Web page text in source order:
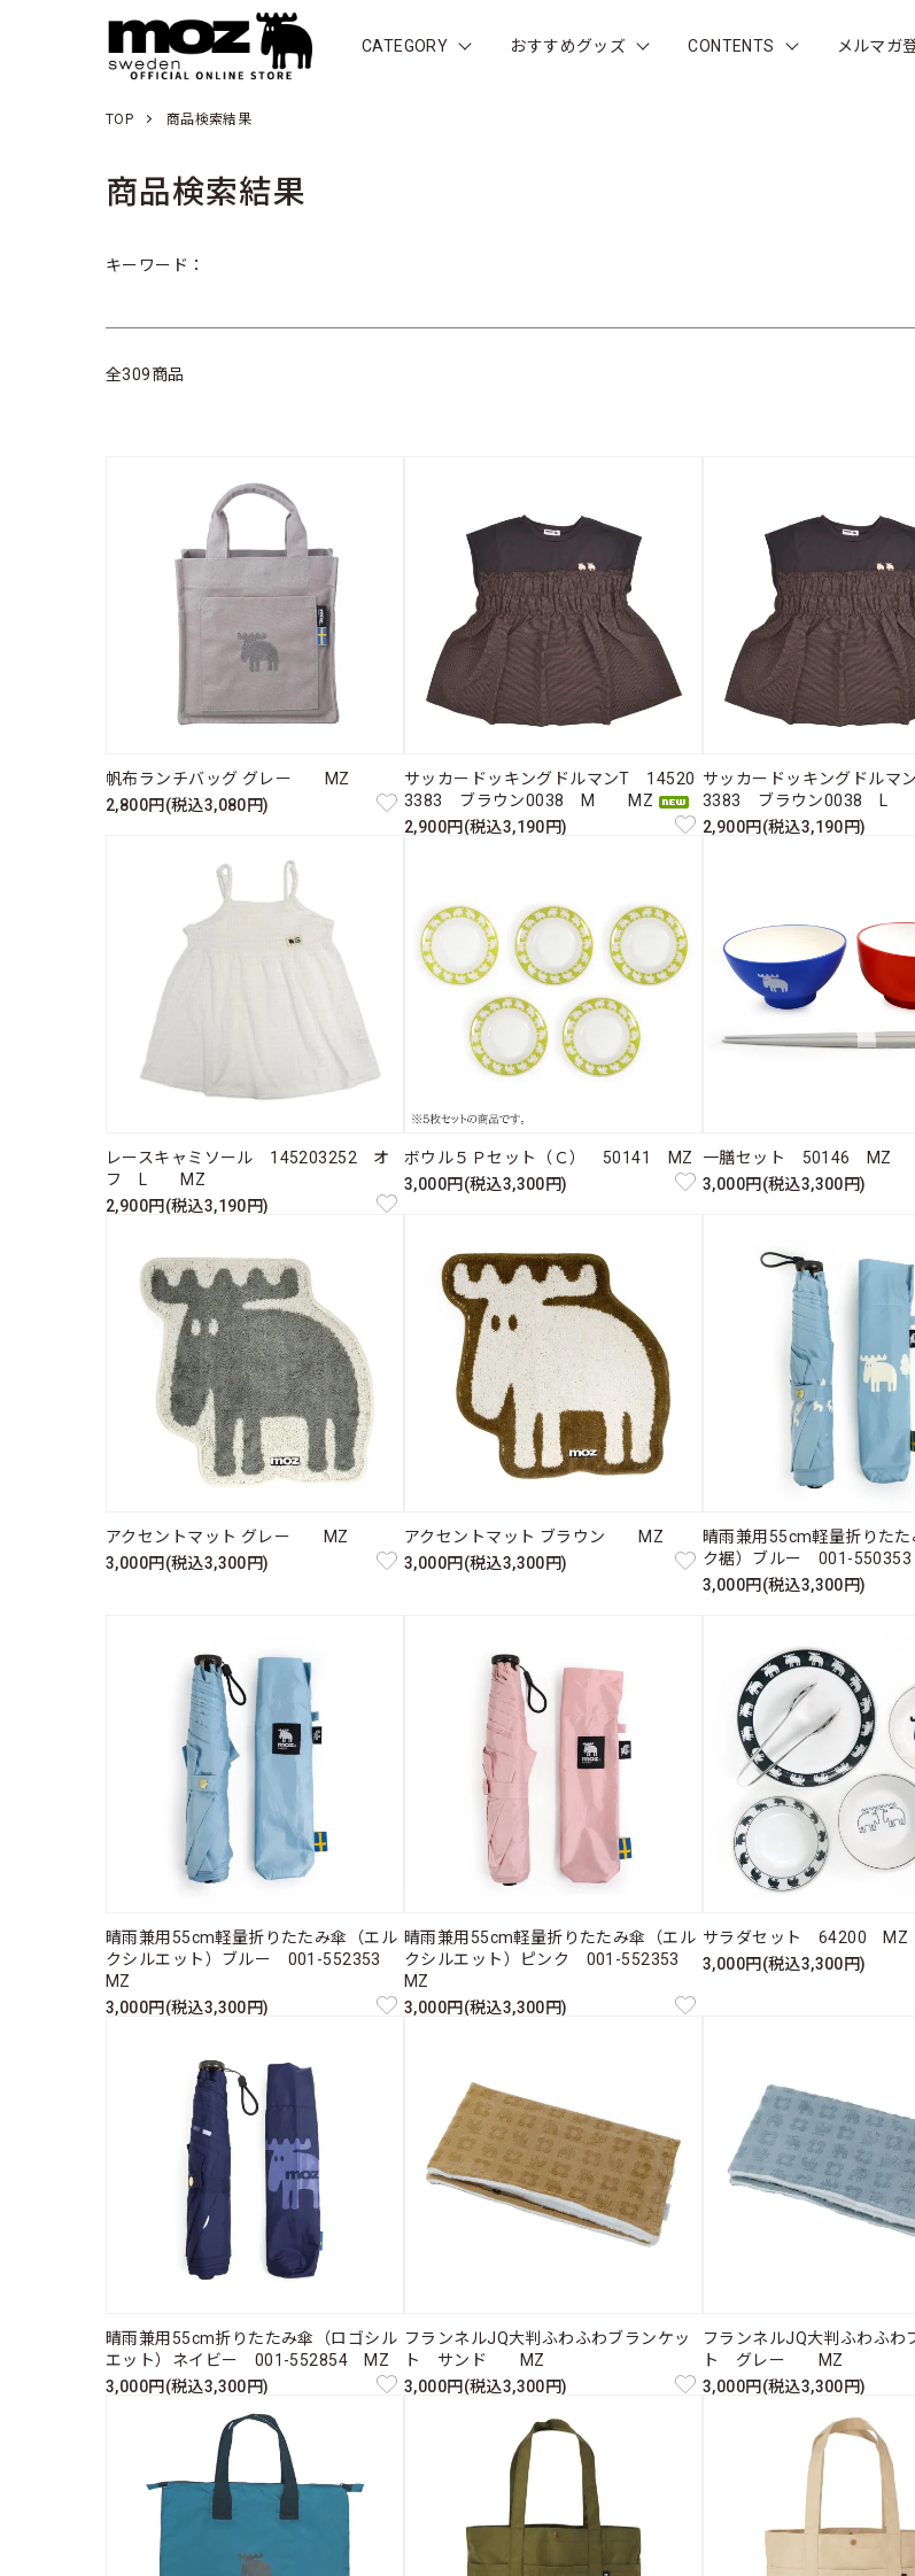
CATEGORY おすすめグッズ CONTENTS メルマガ
TOP 商品検索結果
商品検索結果
キーワード：
全309商品
帆布ランチバッグ グレー MZ
2,800円(税込3,080円)
サッカードッキングドルマンT 14520
3383 ブラウン0038 M MZ
2,900円(税込3,190円)
サッカードッキングドル
3383 ブラウン0038 L
2,900円(税込3,190円)
レースキャミソール 145203252 オ
フ L MZ
2,900円(税込3,190円)
ボウル５Ｐセット（Ｃ） 50141 MZ
3,000円(税込3,300円)
一膳セット 50146 MZ
3,000円(税込3,300円)
アクセントマット グレー MZ
3,000円(税込3,300円)
アクセントマット ブラウン MZ
3,000円(税込3,300円)
晴雨兼用55cm軽量折りた
ク裾）ブルー 001-
3,000円(税込3,300円)
晴雨兼用55cm軽量折りたたみ傘（エル
クシルエット）ブルー 001-552353
MZ
3,000円(税込3,300円)
晴雨兼用55cm軽量折りたたみ傘（エル
クシルエット）ピンク 001-552353
MZ
3,000円(税込3,300円)
サラダセット 64200 MZ
3,000円(税込3,300円)
晴雨兼用55cm折りたたみ傘（ロゴシル
エット）ネイビー 001-552854 MZ
3,000円(税込3,300円)
フランネルJQ大判ふわふわブランケッ
ト サンド MZ
3,000円(税込3,300円)
フランネルJQ大判ふわふわ
ト グレー MZ
3,000円(税込3,300円)